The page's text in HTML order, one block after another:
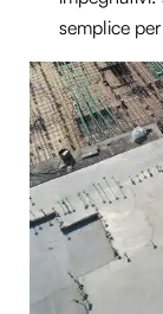
semplice